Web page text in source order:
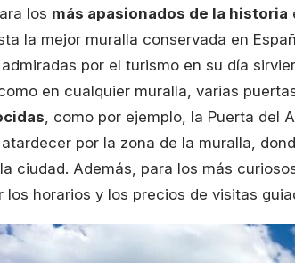
los más apasionados de la historia
la mejor muralla conservada en
por el turismo en su día
en cualquier muralla, varias
, como por ejemplo, la Puerta del
por la zona de la muralla,
ciudad. Además, para los más
los horarios y los precios de visitas